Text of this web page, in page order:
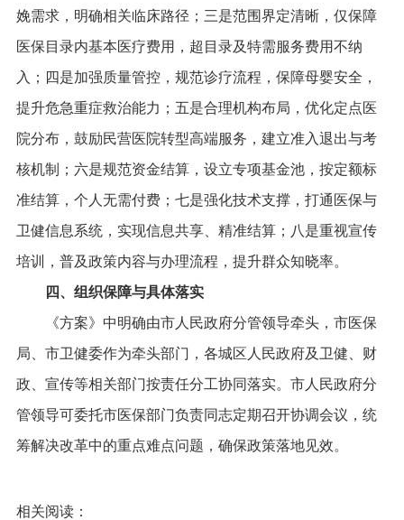
娩需求，明确相关临床路径；三是范围界定清晰，仅保障
医保目录内基本医疗费用，超目录及特需服务费用不纳
入；四是加强质量管控，规范诊疗流程，保障母婴安全，
提升危急重症救治能力；五是合理机构布局，优化定点医
院分布，鼓励民营医院转型高端服务，建立准入退出与考
核机制；六是规范资金结算，设立专项基金池，按定额标
准结算，个人无需付费；七是强化技术支撑，打通医保与
卫健信息系统，实现信息共享、精准结算；八是重视宣传
培训，普及政策内容与办理流程，提升群众知晓率。
四、组织保障与具体落实
《方案》中明确由市人民政府分管领导牵头，市医保
局、市卫健委作为牵头部门，各城区人民政府及卫健、财
政、宣传等相关部门按责任分工协同落实。市人民政府分
管领导可委托市医保部门负责同志定期召开协调会议，统
筹解决改革中的重点难点问题，确保政策落地见效。
相关阅读：